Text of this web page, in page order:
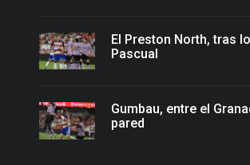
El Preston North, tras
Pascual
Gumbau, entre el
pared